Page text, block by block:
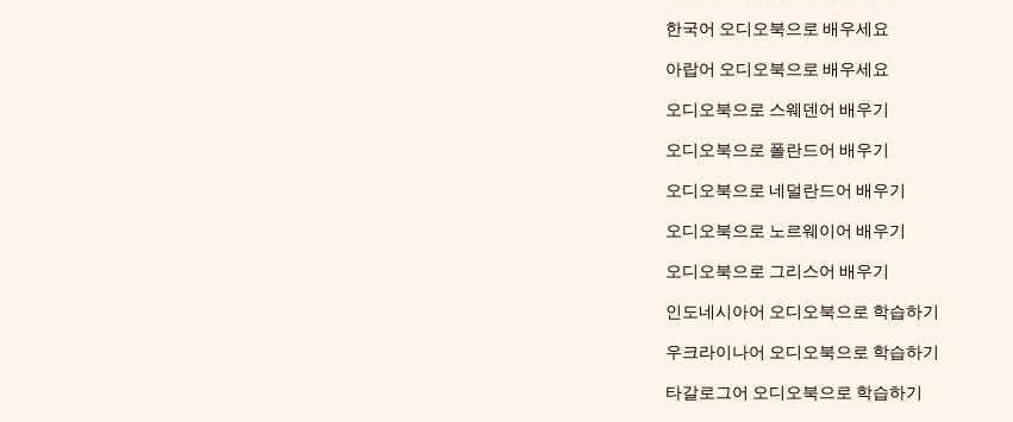
한국어 오디오북으로 배우세요
아랍어 오디오북으로 배우세요
오디오북으로 스웨덴어 배우기
오디오북으로 폴란드어 배우기
오디오북으로 네덜란드어 배우기
오디오북으로 노르웨이어 배우기
오디오북으로 그리스어 배우기
인도네시아어 오디오북으로 학습하기
우크라이나어 오디오북으로 학습하기
타갈로그어 오디오북으로 학습하기